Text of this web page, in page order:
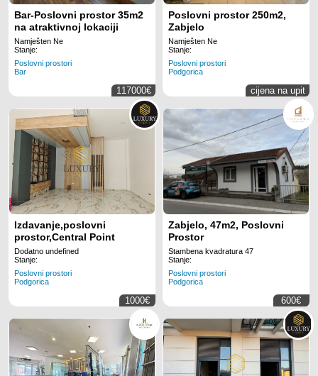
Bar-Poslovni prostor 35m2
na atraktivnoj lokaciji
Namješten Ne
Stanje:
Poslovni prostori
Bar
117000€
Poslovni prostor 250m2,
Zabjelo
Namješten Ne
Stanje:
Poslovni prostori
Podgorica
cijena na upit
Izdavanje,poslovni
prostor,Central Point
Dodatno undefined
Stanje:
Poslovni prostori
Podgorica
1000€
Zabjelo, 47m2, Poslovni
Prostor
Stambena kvadratura 47
Stanje:
Poslovni prostori
Podgorica
600€